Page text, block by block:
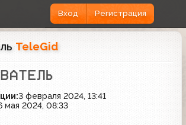
Вход Регистрация
TeleGid
3 февраля 2024, 13:41
мая 2024, 08:33